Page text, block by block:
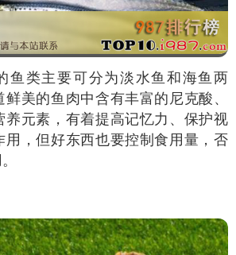
鱼类主要可分为淡水鱼和海鱼两
美的鱼肉中含有丰富的尼克酸、
养元素，有着提高记忆力、保护视
用，但好东西也要控制食用量，否